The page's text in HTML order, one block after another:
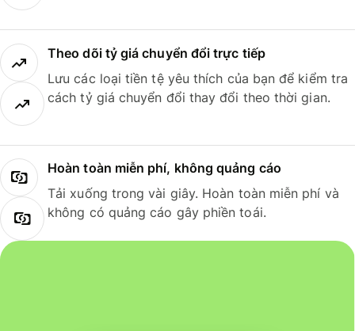
Theo dõi tỷ giá chuyển đổi trực tiếp
Lưu các loại tiền tệ yêu thích của bạn để kiểm tra
cách tỷ giá chuyển đổi thay đổi theo thời gian.
Hoàn toàn miễn phí, không quảng cáo
Tải xuống trong vài giây. Hoàn toàn miễn phí và
không có quảng cáo gây phiền toái.